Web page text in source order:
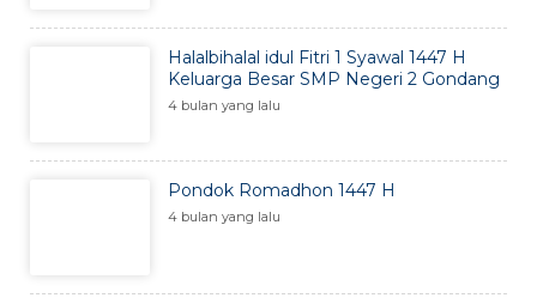
Halalbihalal idul Fitri 1 Syawal 1447 H
Keluarga Besar SMP Negeri 2 Gondang
4 bulan yang lalu
Pondok Romadhon 1447 H
4 bulan yang lalu